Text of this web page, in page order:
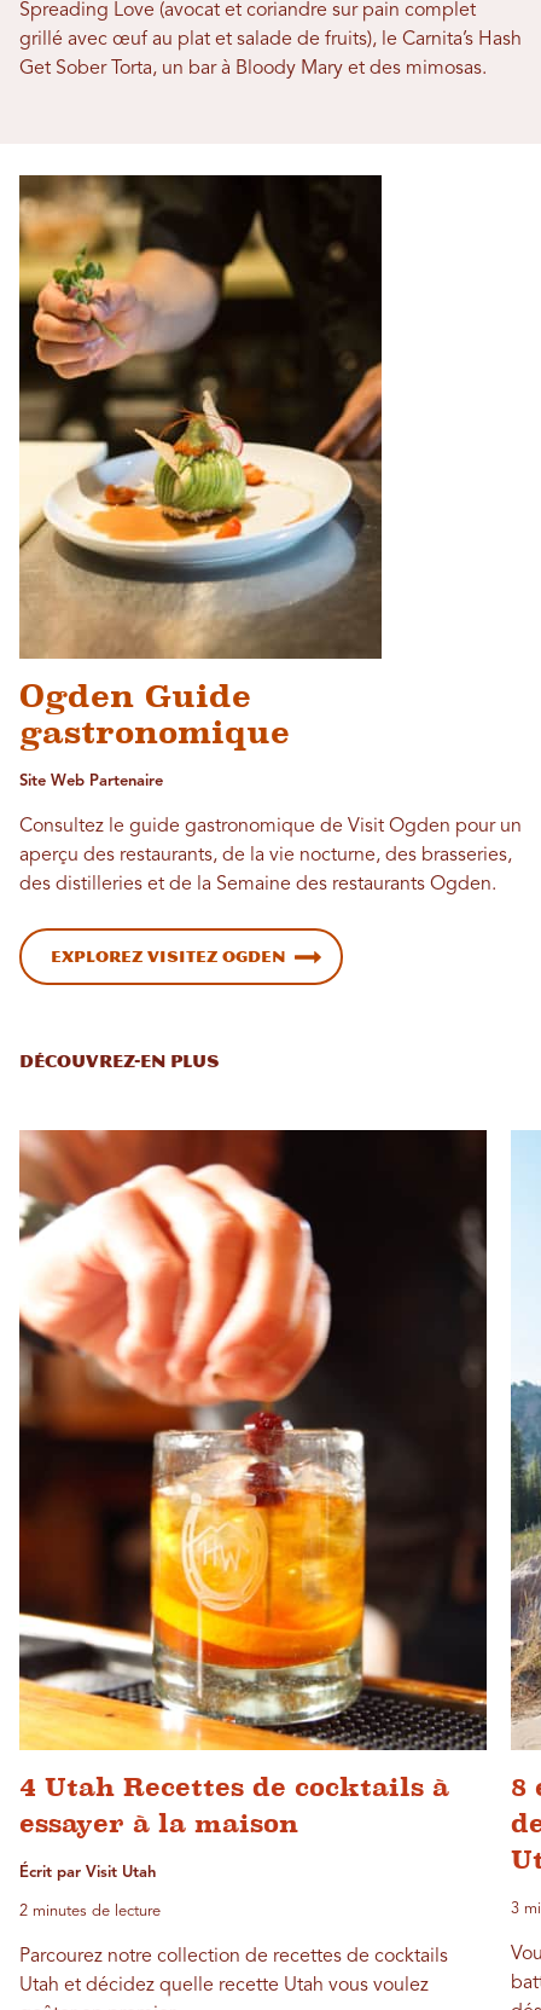
Spreading Love (avocat et coriandre sur pain complet
grillé avec œuf au plat et salade de fruits), le Carnita’s Hash
Get Sober Torta, un bar à Bloody Mary et des mimosas.
Ogden Guide
gastronomique
Site Web Partenaire
Consultez le guide gastronomique de Visit Ogden pour un
aperçu des restaurants, de la vie nocturne, des brasseries,
des distilleries et de la Semaine des restaurants Ogden.
Explorez Visitez Ogden
DÉCOUVREZ-EN PLUS
4 Utah Recettes de cocktails à
essayer à la maison
Écrit par Visit Utah
2 minutes de lecture
Parcourez notre collection de recettes de cocktails
Utah et décidez quelle recette Utah vous voulez
8
3